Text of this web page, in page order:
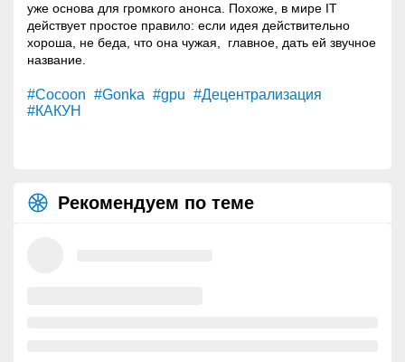
уже основа для громкого анонса. Похоже, в мире IT
действует простое правило: если идея действительно
хороша, не беда, что она чужая, главное, дать ей звучное
название.
#Cocoon #Gonka #gpu #Децентрализация
#КАКУН
Рекомендуем по теме